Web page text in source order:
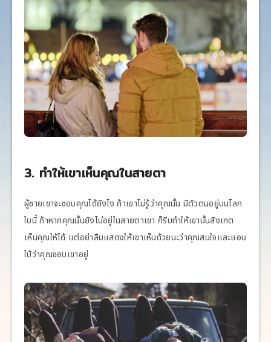
3. ทำให้เขาเห็นคุณในสายตา
ผู้ชายเขาจะชอบคุณได้ยังไง ถ้าเขาไม่รู้ว่าคุณนั้น มีตัวตนอยู่บนโลก
ใบนี้ ถ้าหากคุณนั้นยังไม่อยู่ในสายตาเขา ก็รีบทำให้เขานั้นสังเกต
เห็นคุณให้ได้ แต่อย่าลืมแสดงให้เขาเห็นด้วยนะว่าคุณสนใจและแอบ
ใบ้ว่าคุณชอบเขาอยู่